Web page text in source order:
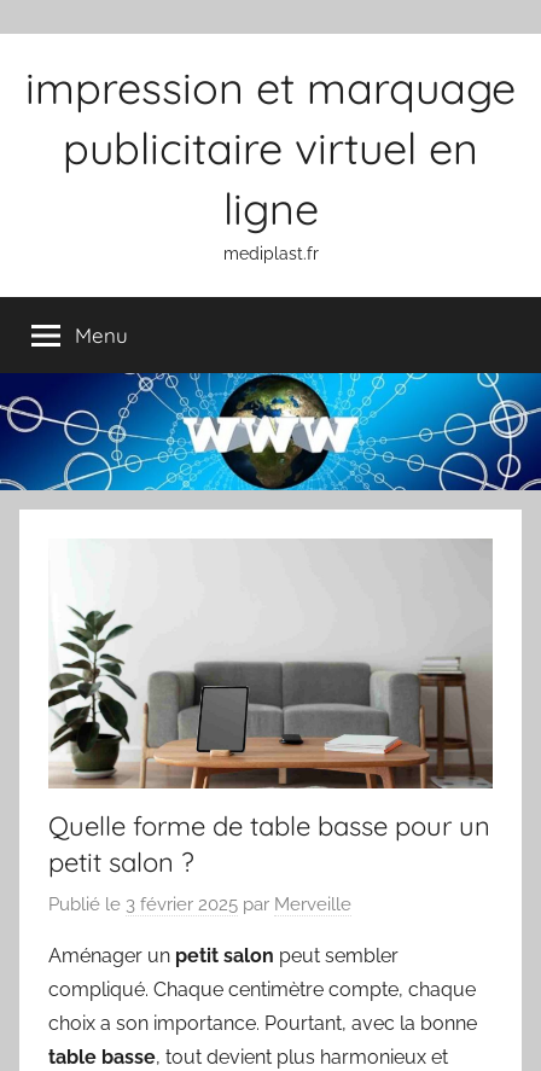
impression et marquage
publicitaire virtuel en
ligne
mediplast.fr
Menu
Quelle forme de table basse pour un
petit salon ?
Publié le 3 février 2025 par Merveille
Aménager un petit salon peut sembler
compliqué. Chaque centimètre compte, chaque
choix a son importance. Pourtant, avec la bonne
table basse, tout devient plus harmonieux et